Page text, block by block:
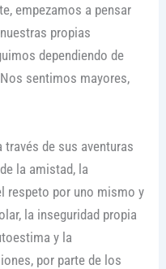
empezamos a pensar
propias
dependiendo de
sentimos mayores,
de sus aventuras
la amistad, la
respeto por uno mismo y
la inseguridad propia
y la
por parte de los